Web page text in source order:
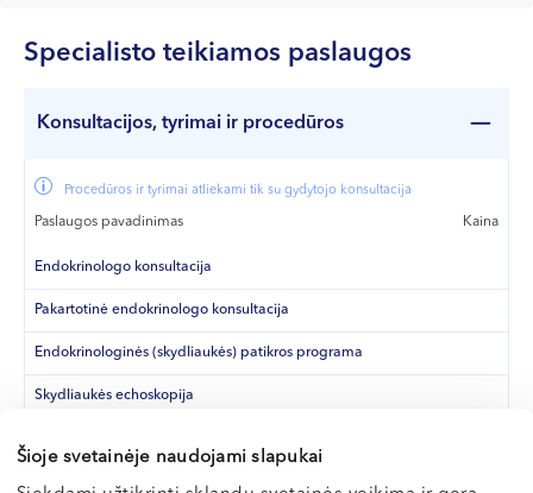
Šioje svetainėje naudojami slapukai
Specialisto teikiamos paslaugos
Konsultacijos, tyrimai ir procedūros
Procedūros ir tyrimai atliekami tik su gydytojo konsultacija
Paslaugos pavadinimas Kaina
Endokrinologo konsultacija
Pakartotinė endokrinologo konsultacija
Endokrinologinės (skydliaukės) patikros programa
Skydliaukės echoskopija